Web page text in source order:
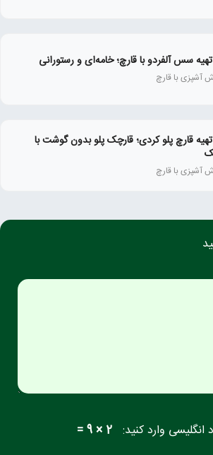
سس آلفردو با قارچ؛ خامه‌ای و رستورانی
آشپزی با قارچ
قارچ پلو کردی؛ قارچک پلو بدون گوشت با
آشپزی با قارچ
وارد کنید: 2 × 9 =